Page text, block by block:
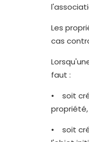
Les
cas
faut :
• soit
propriété,
• soit